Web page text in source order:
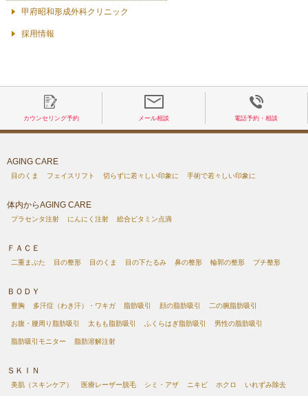
甲府昭和形成外科クリニック
採用情報
カウンセリング予約 メール相談 電話予約・相談
AGING CARE
目のくま フェイスリフト 切らずに若々しい印象に 手術で若々しい印象に
体内からAGING CARE
プラセンタ注射 にんにく注射 総合ビタミン点滴
ＦＡＣＥ
二重まぶた 目の整形 目のくま 目の下たるみ 鼻の整形 輪郭の整形 プチ整形
ＢＯＤＹ
豊胸 多汗症（わき汗）・ワキガ 脂肪吸引 顔の脂肪吸引 二の腕脂肪吸引
お腹・腰周り脂肪吸引 太もも脂肪吸引 ふくらはぎ脂肪吸引 男性の脂肪吸引
脂肪吸引モニター 脂肪溶解注射
ＳＫＩＮ
美肌（スキンケア） 医療レーザー脱毛 シミ・アザ ニキビ ホクロ いれずみ除去